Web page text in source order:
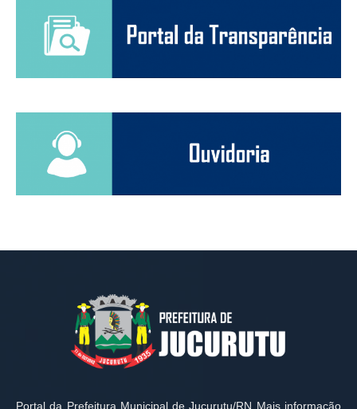
Portal da Prefeitura Municipal de Jucurutu/RN Mais informação